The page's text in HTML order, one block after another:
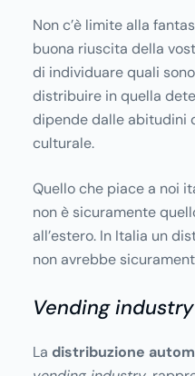
Non c’è limite alla
buona riuscita della
di individuare quali
distribuire in quella
dipende dalle abitudini
culturale.
Quello che piace a noi
non è sicuramente
all’estero. In Italia un
non avrebbe
Vending industry
La distribuzione